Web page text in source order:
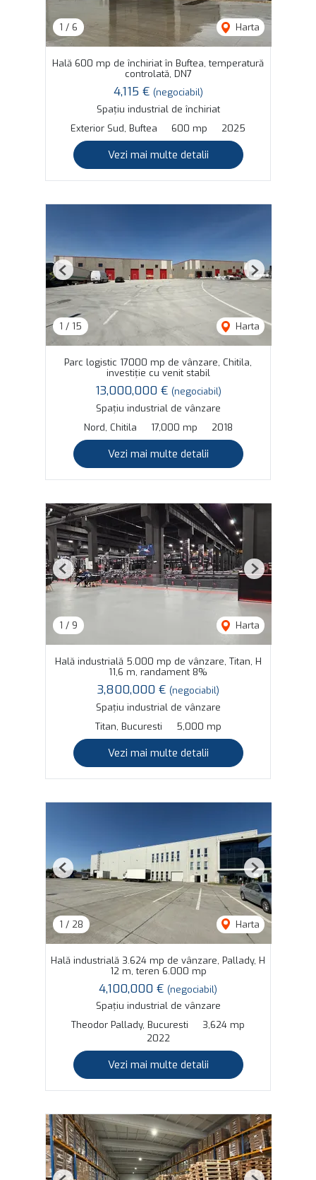
1 / 6 Harta
Hală 600 mp de închiriat în Buftea, temperatură
controlată, DN7
4,115 € (negociabil)
Spațiu industrial de închiriat
Exterior Sud, Buftea
600 mp 2025
Vezi mai multe detalii
1 / 15 Harta
Previous Next
Parc logistic 17000 mp de vânzare, Chitila,
investiție cu venit stabil
13,000,000 € (negociabil)
Spațiu industrial de vânzare
Nord, Chitila
17,000 mp 2018
Vezi mai multe detalii
1 / 9 Harta
Previous Next
Hală industrială 5.000 mp de vânzare, Titan, H
11,6 m, randament 8%
3,800,000 € (negociabil)
Spațiu industrial de vânzare
Titan, Bucuresti
5,000 mp
Vezi mai multe detalii
1 / 28 Harta
Previous Next
Hală industrială 3.624 mp de vânzare, Pallady, H
12 m, teren 6.000 mp
4,100,000 € (negociabil)
Spațiu industrial de vânzare
Theodor Pallady, Bucuresti
3,624 mp
2022
Vezi mai multe detalii